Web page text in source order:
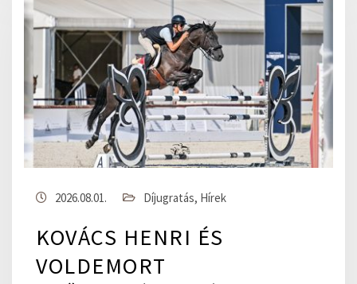
2026.08.01. Díjugratás, Hírek
KOVÁCS HENRI ÉS
VOLDEMORT